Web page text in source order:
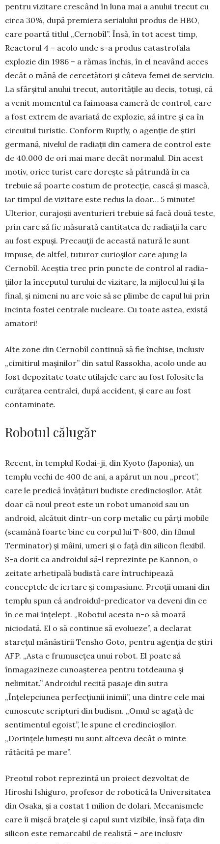
pentru vizitare crescând în luna mai a anului trecut cu
circa 30%, după premiera serialului produs de HBO,
care poartă titlul „Cernobîl”. Însă, în tot acest timp,
Reactorul 4 – acolo unde s-a produs catastrofala
explozie din 1986 – a rămas închis, în el neavând acces
decât o mână de cercetători şi câteva femei de serviciu.
La sfârşitul anului tre­cut, autorităţile au decis, totuşi, că
a venit momentul ca faimoa­sa cameră de control, care
a fost extrem de avariată de explozie, să intre şi ea în
circuitul turistic. Conform Ruptly, o agenţie de ştiri
germană, nivelul de radiaţii din camera de control este
de 40.000 de ori mai mare decât nor­malul. Din acest
motiv, orice turist care doreşte să pătrundă în ea
trebuie să poarte costum de protecţie, cască şi mască,
iar timpul de vizitare este redus la doar… 5 minute!
Ulterior, cura­joşii aventurieri trebuie să facă două teste,
prin care să fie mă­surată cantitatea de radiaţii la care
au fost expuşi. Precauţii de această natură le sunt
impuse, de altfel, tuturor curioşilor care ajung la
Cernobîl. Aceştia trec prin punc­te de control al radia­
ţiilor la în­ceputul turului de vizi­tare, la mijlocul lui şi la
final, şi nimeni nu are voie să se plimbe de capul lui prin
incinta fostei centrale nu­clea­re. Cu toate astea, există
amatori!
Alte zone din Cernobîl con­tinuă să fie închise, inclusiv
„ci­mitirul maşinilor” din satul Rassokha, acolo unde au
fost depozitate toate utilajele care au fost folosite la
curăţarea centra­lei, după accident, şi care au fost
contaminate.
Robotul călugăr
Recent, în templul Kodai-ji, din Kyoto (Japo­nia), un
templu vechi de 400 de ani, a apărut un nou „preot”,
care le predică învăţături budiste cre­dincioşilor. Atât
doar că noul preot este un robot umanoid sau un
android, alcătuit dintr-un corp metalic cu părţi mobile
(seamănă foarte bine cu corpul lui T-800, din filmul
Terminator) şi mâini, umeri şi o faţă din silicon flexibil.
S-a dorit ca androidul să-l reprezinte pe Kannon, o
zeitate arhe­tipală budistă care întruchipează
conceptele de iertare şi compasiune. Preoţii umani din
templu spun că androidul-predicator va deveni din ce
în ce mai înţelept. „Robotul acesta n-o să moară
niciodată. El o să continue să evolueze”, a decla­rat
stareţul mânăstirii Tensho Goto, pentru agenţia de ştiri
AFP. „Asta e frumuseţea unui robot. El poate să
înmagazineze cunoaşterea pentru tot­deauna şi
nelimitat.” Androidul recită pasaje din sutra
„Înţelepciunea perfecţiunii inimii”, una din­tre cele mai
cunos­cu­te scripturi din bu­dism. „Omul se agaţă de
sentimen­tul e­goist”, le spu­ne el credincioşilor.
„Dorinţele lumeşti nu sunt altceva de­cât o minte
rătăcită pe mare”.
Preotul robot re­­prezintă un pro­iect dezvoltat de
Hiroshi Ishiguro, profesor de roboti­că la Universitatea
din Osaka, şi a costat 1 milion de dolari. Mecanismele
care îi mişcă braţele şi ca­pul sunt vizibile, însă faţa din
silicon este remar­cabil de realistă – are inclusiv